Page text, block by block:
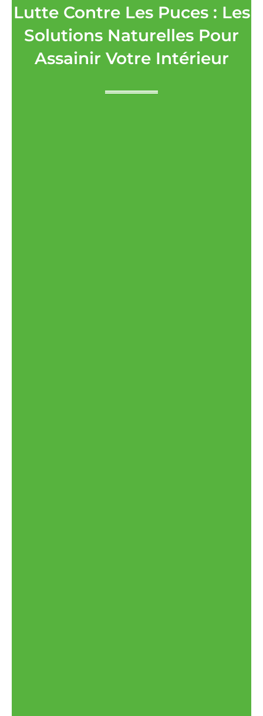
Lutte Contre Les Puces : Les
Solutions Naturelles Pour
Assainir Votre Intérieur